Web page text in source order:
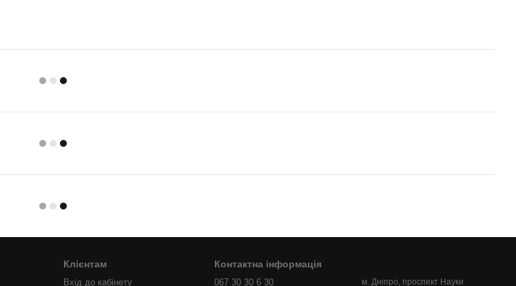
Клієнтам
Вхід до кабінету
Контактна інформація
067 30 30 6 30 м. Дніпро, проспект Науки